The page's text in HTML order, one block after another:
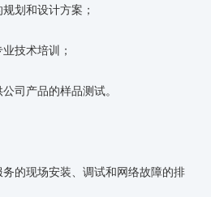
划和设计方案；
技术培训；
司产品的样品测试。
的现场安装、调试和网络故障的排